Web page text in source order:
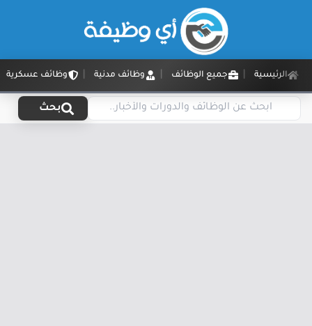
الرئيسية جميع الوظائف وظائف مدنية وظائف عسكرية
بحث